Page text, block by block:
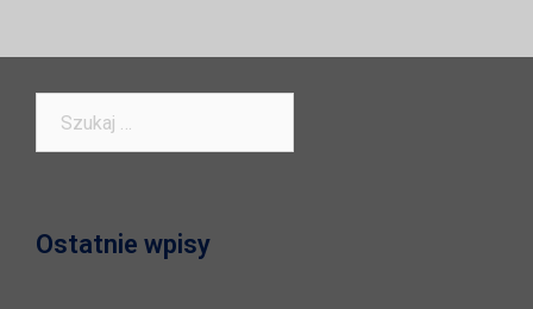
Ostatnie wpisy